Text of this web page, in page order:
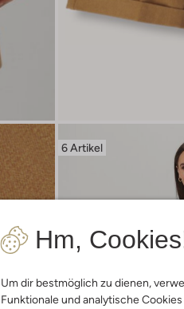
Hm,
Um dir bestmöglich zu dienen,
Funktionale und analytische
6 Artikel